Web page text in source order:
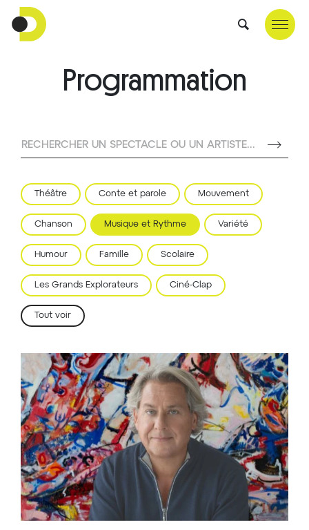
Programmation
RECHERCHER UN SPECTACLE OU UN ARTISTE...
Théâtre Conte et parole Mouvement
Chanson Musique et Rythme Variété
Humour Famille Scolaire
Les Grands Explorateurs Ciné-Clap
Tout voir